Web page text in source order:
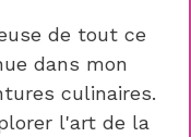
de tout ce
dans mon
culinaires.
l'art de la